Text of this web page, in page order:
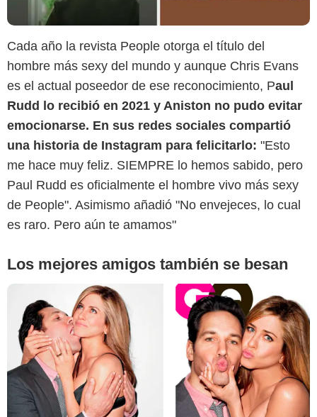
Cada año la revista People otorga el título del
hombre más sexy del mundo y aunque Chris Evans
es el actual poseedor de ese reconocimiento, Paul
Rudd lo recibió en 2021 y Aniston no pudo evitar
emocionarse. En sus redes sociales compartió
una historia de Instagram para felicitarlo: "Esto
me hace muy feliz. SIEMPRE lo hemos sabido, pero
Paul Rudd es oficialmente el hombre vivo más sexy
de People". Asimismo añadió "No envejeces, lo cual
es raro. Pero aún te amamos"
Los mejores amigos también se besan
SensaCine Latam